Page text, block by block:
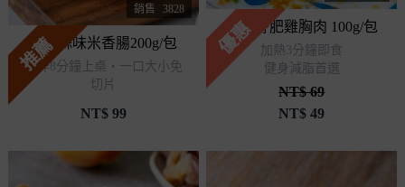
銷售 3828
推薦
一口蒜味米香腸200g/包
氣炸8分鐘上桌・一口大小免
切片
NT$99
優惠
人氣舒肥雞胸肉 100g/包
加熱3分鐘即食
健身減脂首選
NT$ 69
NT$ 49